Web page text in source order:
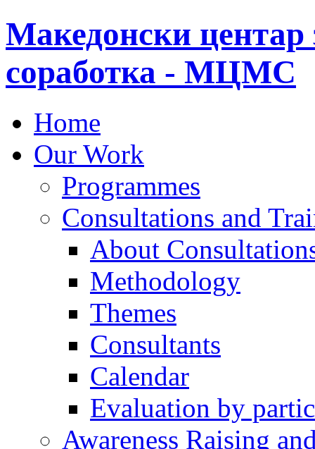
Македонски центар
соработка - МЦМС
Home
Our Work
Programmes
Consultations and
About
Methodology
Themes
Consultants
Calendar
Evaluation by
Awareness Raising